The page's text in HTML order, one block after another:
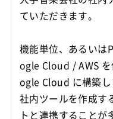
ていただきます。
機能単位、あるいは
ogle Cloud / AWS
ogle Cloud に構築し
社内ツールを作成す
トと連携すること